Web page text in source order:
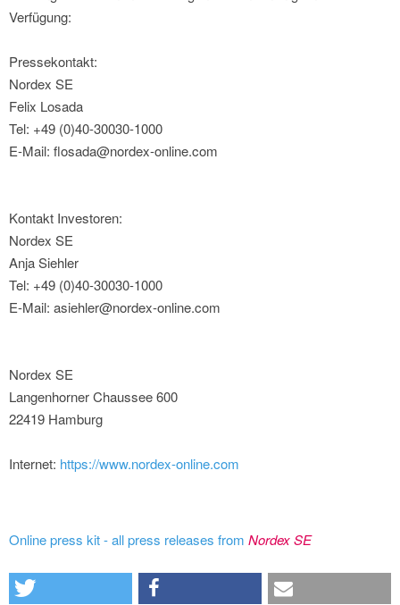
Verfügung:
Pressekontakt:
Nordex SE
Felix Losada
Tel: +49 (0)40-30030-1000
E-Mail: flosada@nordex-online.com
Kontakt Investoren:
Nordex SE
Anja Siehler
Tel: +49 (0)40-30030-1000
E-Mail: asiehler@nordex-online.com
Nordex SE
Langenhorner Chaussee 600
22419 Hamburg
Internet: https://www.nordex-online.com
Online press kit - all press releases from Nordex SE